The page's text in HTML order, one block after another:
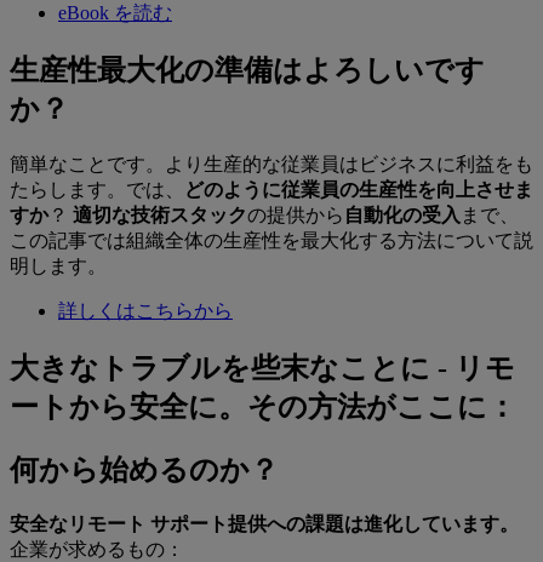
eBook を読む
生産性最大化の準備はよろしいです
か？
簡単なことです。より生産的な従業員はビジネスに利益をも
たらします。では、
どのように従業員の生産性を向上させま
すか？ 適切な技術スタックの提供から 自動化の受入 まで、
この記事では組織全体の生産性を最大化する方法について説
明します。
詳しくはこちらから
大きなトラブルを些末なことに - リモ
ートから安全に。その方法がここに：
何から始めるのか？
安全なリモート サポート提供への課題は進化しています。
企業が求めるもの：